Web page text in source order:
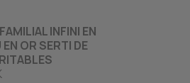
INFINI EN
OR SERTI DE